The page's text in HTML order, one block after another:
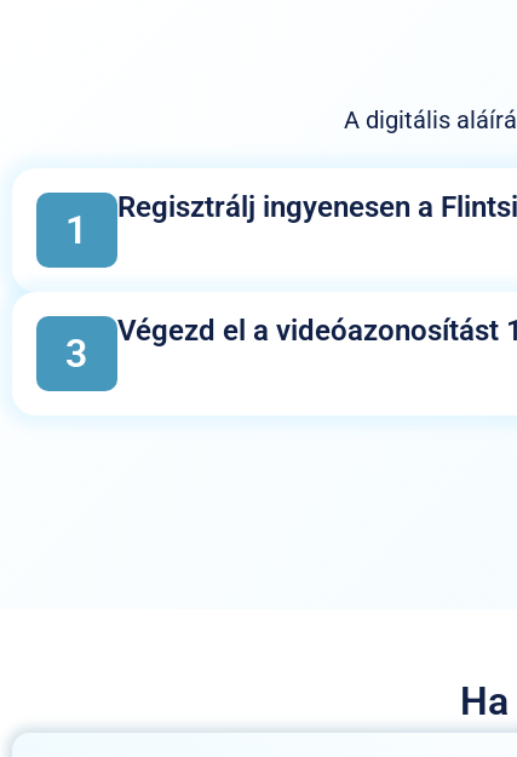
A digitális
1 Regisztrálj ingyenesen a
3 Végezd el a videóazonosítást